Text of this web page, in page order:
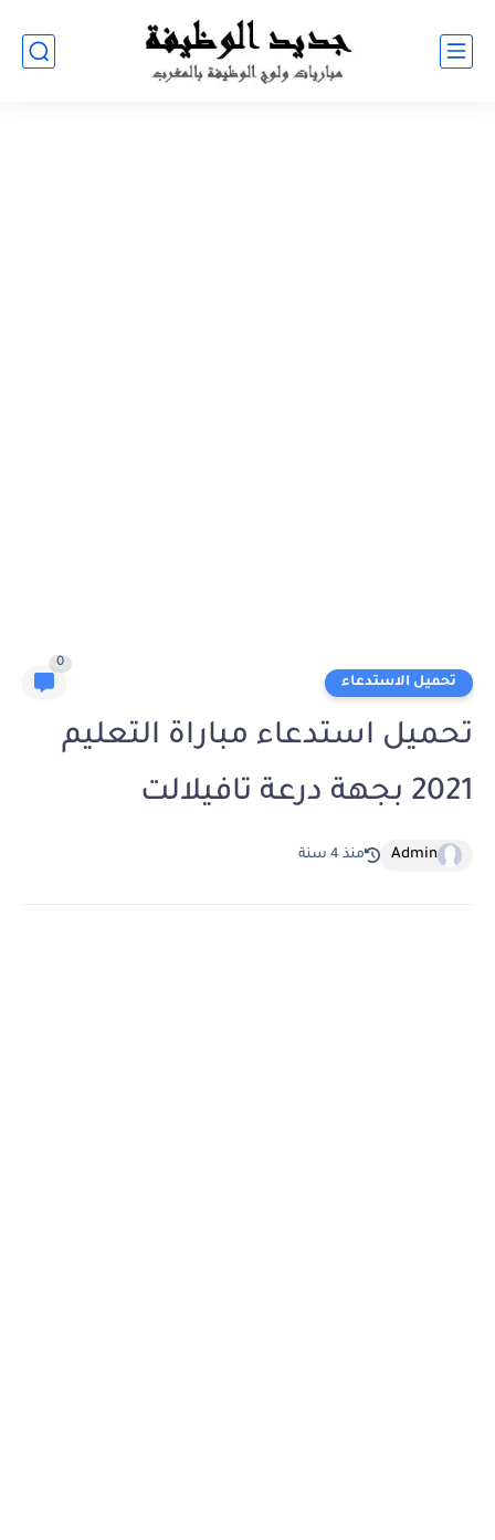
تحميل الاستدعاء
0
تحميل استدعاء مباراة التعليم
2021 بجهة درعة تافيلالت
Admin منذ 4 سنة